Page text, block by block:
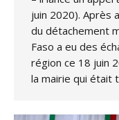
juin 2020). Après
du détachement
Faso a eu des
région ce 18 juin
la mairie qui était